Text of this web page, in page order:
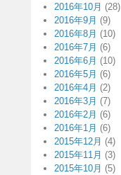
2016年10月 (28)
2016年9月 (9)
2016年8月 (10)
2016年7月 (6)
2016年6月 (10)
2016年5月 (6)
2016年4月 (2)
2016年3月 (7)
2016年2月 (6)
2016年1月 (6)
2015年12月 (4)
2015年11月 (3)
2015年10月 (5)